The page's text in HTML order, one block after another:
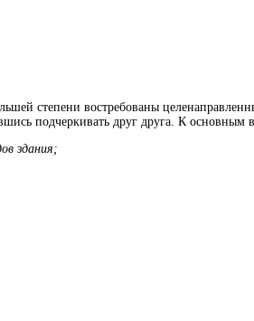
степени востребованы
подчеркивать друг друга. К основным
здания;